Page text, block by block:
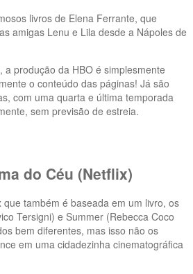
livros de Elena Ferrante, que
amigas Lenu e Lila desde a Nápoles de
a produção da HBO é simplesmente
o conteúdo das páginas! Já são
com uma quarta e última temporada
sem previsão de estreia.
do Céu (Netflix)
que também é baseada em um livro, os
Tersigni) e Summer (Rebecca Coco
bem diferentes, mas isso não os
em uma cidadezinha cinematográfica